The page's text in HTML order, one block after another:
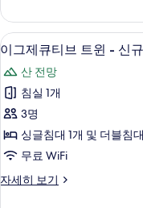
기
기
두
보
기
위
트
자
세
히
보
이
그
제
큐
티
브
트
윈
7
이그제큐티브 트윈 - 신
산 전망
침실 1개
3명
싱글침대 1개 및 더블침
무료 WiFi
자세히 보기
이